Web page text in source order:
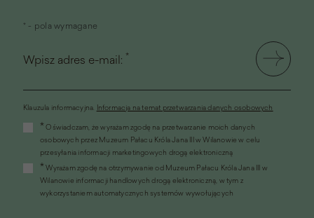
* - pola wymagane
Wpisz adres e-mail: *
Klauzula informacyjna. Informacja na temat przetwarzania danych osobowych
otworzy
nowym
oknie)
* Oświadczam, że wyrażam zgodę na przetwarzanie moich danych
osobowych przez Muzeum Pałacu Króla Jana III w Wilanowie w celu
przesyłania informacji marketingowych drogą elektroniczną
* Wyrażam zgodę na otrzymywanie od Muzeum Pałacu Króla Jana III w
Wilanowie informacji handlowych drogą elektroniczną, w tym z
wykorzystaniem automatycznych systemów wywołujących